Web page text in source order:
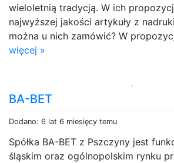
wieloletnią tradycją. W ich
najwyższej jakości artykuły z
można u nich zamówić? W
więcej »
BA-BET
Dodano: 6 lat 6 miesięcy temu
Spółka BA-BET z Pszczyny jest
śląskim oraz ogólnopolskim rynku